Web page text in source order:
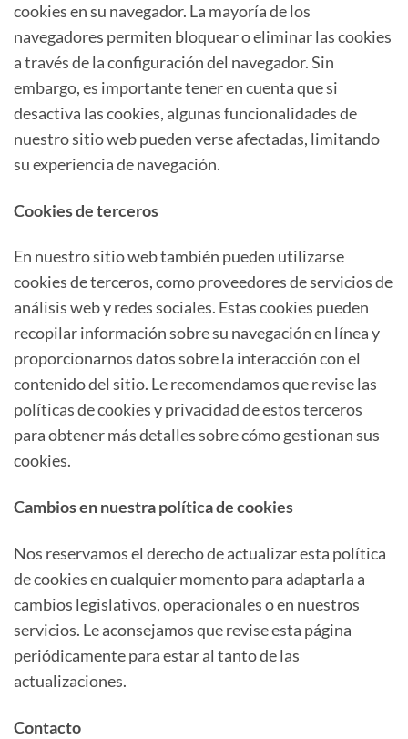
cookies en su navegador. La mayoría de los
navegadores permiten bloquear o eliminar las cookies
a través de la configuración del navegador. Sin
embargo, es importante tener en cuenta que si
desactiva las cookies, algunas funcionalidades de
nuestro sitio web pueden verse afectadas, limitando
su experiencia de navegación.
Cookies de terceros
En nuestro sitio web también pueden utilizarse
cookies de terceros, como proveedores de servicios de
análisis web y redes sociales. Estas cookies pueden
recopilar información sobre su navegación en línea y
proporcionarnos datos sobre la interacción con el
contenido del sitio. Le recomendamos que revise las
políticas de cookies y privacidad de estos terceros
para obtener más detalles sobre cómo gestionan sus
cookies.
Cambios en nuestra política de cookies
Nos reservamos el derecho de actualizar esta política
de cookies en cualquier momento para adaptarla a
cambios legislativos, operacionales o en nuestros
servicios. Le aconsejamos que revise esta página
periódicamente para estar al tanto de las
actualizaciones.
Contacto